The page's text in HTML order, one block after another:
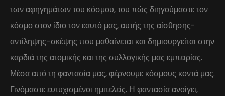
των αφηγημάτων του κόσμου, του πώς διηγούμαστε τον
κόσμο στον ίδιο τον εαυτό μας, αυτής της αίσθησης-
αντίληψης-σκέψης που μαθαίνεται και δημιουργείται στην
καρδιά της ατομικής και της συλλογικής μας εμπειρίας.
Μέσα από τη φαντασία μας, φέρνουμε κόσμους κοντά μας.
Γινόμαστε ευτυχισμένοι ημιτελείς. Η φαντασία ανοίγει,